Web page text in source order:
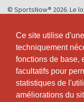
Ce site utilise
techniquement
fonctions de base,
facultatifs pour
statistiques de
améliorations du
Ce site utilise
techniquement
fonctions de base,
facultatifs pour
statistiques de
améliorations du
© SportsNow® 2026. Le